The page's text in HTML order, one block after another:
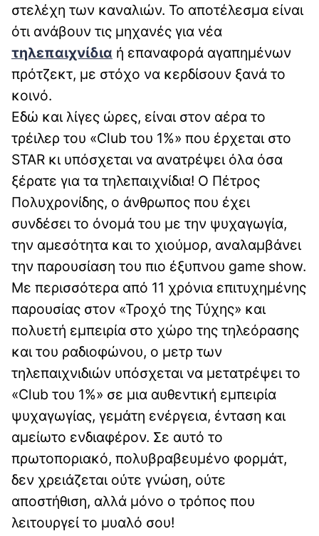
στελέχη των καναλιών. Το αποτέλεσμα είναι
ότι ανάβουν τις μηχανές για νέα
τηλεπαιχνίδια ή επαναφορά αγαπημένων
πρότζεκτ, με στόχο να κερδίσουν ξανά το
κοινό.
Εδώ και λίγες ώρες, είναι στον αέρα το
τρέιλερ του «Club του 1%» που έρχεται στο
STAR κι υπόσχεται να ανατρέψει όλα όσα
ξέρατε για τα τηλεπαιχνίδια! Ο Πέτρος
Πολυχρονίδης, ο άνθρωπος που έχει
συνδέσει το όνομά του με την ψυχαγωγία,
την αμεσότητα και το χιούμορ, αναλαμβάνει
την παρουσίαση του πιο έξυπνου game show.
Με περισσότερα από 11 χρόνια επιτυχημένης
παρουσίας στον «Τροχό της Τύχης» και
πολυετή εμπειρία στο χώρο της τηλεόρασης
και του ραδιοφώνου, ο μετρ των
τηλεπαιχνιδιών υπόσχεται να μετατρέψει το
«Club του 1%» σε μια αυθεντική εμπειρία
ψυχαγωγίας, γεμάτη ενέργεια, ένταση και
αμείωτο ενδιαφέρον. Σε αυτό το
πρωτοποριακό, πολυβραβευμένο φορμάτ,
δεν χρειάζεται ούτε γνώση, ούτε
αποστήθιση, αλλά μόνο ο τρόπος που
λειτουργεί το μυαλό σου!